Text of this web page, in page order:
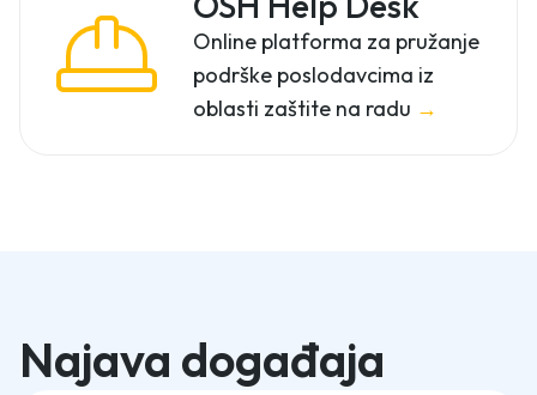
Online platforma za pružanje
podrške poslodavcima iz
oblasti zaštite na radu →
Najava događaja